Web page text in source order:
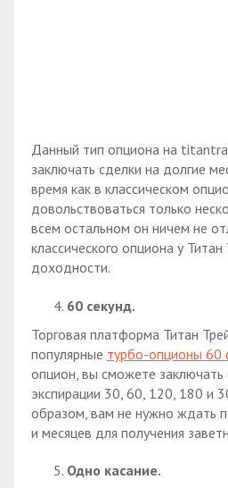
Данный тип опциона на
заключать сделки на долгие
время как в классическом
довольствоваться только
всем остальном он ничем не
классического опциона у
доходности.
60 секунд.
Торговая платформа Титан
популярные турбо-опционы 60
опцион, вы сможете заключать
экспирации 30, 60, 120, 180 и
образом, вам не нужно ждать
и месяцев для получения
Одно касание.